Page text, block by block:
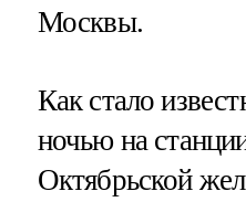
Москвы.
Как стало
ночью на
Октябрьской